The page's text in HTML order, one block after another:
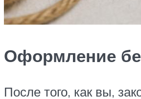
Оформление
После того, как вы,